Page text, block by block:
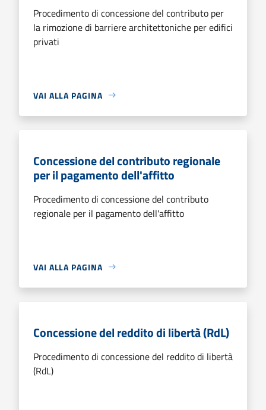
Procedimento di concessione del contributo per
la rimozione di barriere architettoniche per edifici
privati
VAI ALLA PAGINA
Concessione del contributo regionale
per il pagamento dell'affitto
Procedimento di concessione del contributo
regionale per il pagamento dell'affitto
VAI ALLA PAGINA
Concessione del reddito di libertà (RdL)
Procedimento di concessione del reddito di libertà
(RdL)